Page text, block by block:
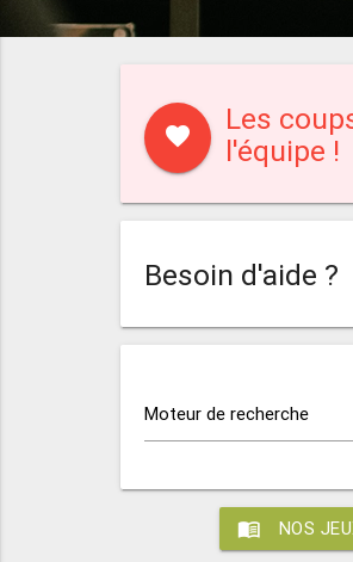
favorite
Les
l'équipe !
Besoin d'aide ?
Moteur de recherche
menu_book NOS